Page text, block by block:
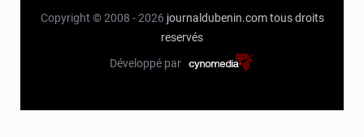
Copyright © 2008 - 2026 journaldubenin.com tous droits
reservés
Développé par